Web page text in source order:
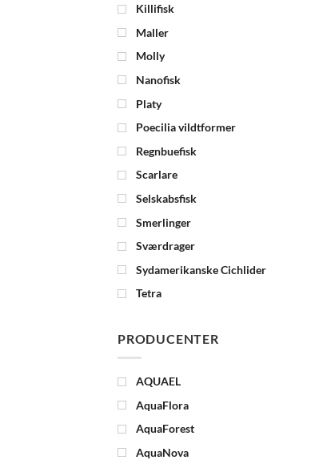
Killifisk
Maller
Molly
Nanofisk
Platy
Poecilia vildtformer
Regnbuefisk
Scarlare
Selskabsfisk
Smerlinger
Sværdrager
Sydamerikanske Cichlider
Tetra
PRODUCENTER
AQUAEL
AquaFlora
AquaForest
AquaNova